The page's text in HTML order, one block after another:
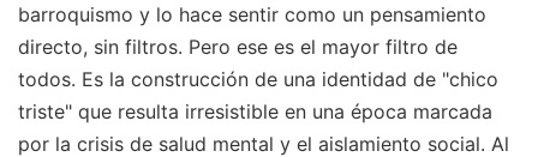
barroquismo y lo hace sentir como un pensamiento
directo, sin filtros. Pero ese es el mayor filtro de
todos. Es la construcción de una identidad de "chico
triste" que resulta irresistible en una época marcada
por la crisis de salud mental y el aislamiento social. Al